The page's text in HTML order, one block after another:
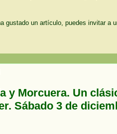
gustado un artículo, puedes invitar a
y Morcuera. Un
Sábado 3 de